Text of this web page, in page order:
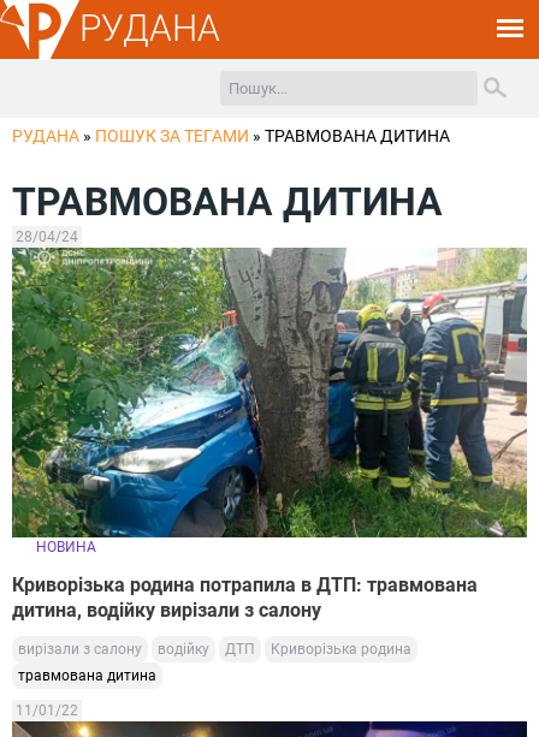
РУДАНА
РУДАНА » ПОШУК ЗА ТЕГАМИ » ТРАВМОВАНА ДИТИНА
ТРАВМОВАНА ДИТИНА
28/04/24
НОВИНА
Криворізька родина потрапила в ДТП: травмована
дитина, водійку вирізали з салону
вирізали з салону водійку ДТП
Криворізька родина
травмована дитина
11/01/22